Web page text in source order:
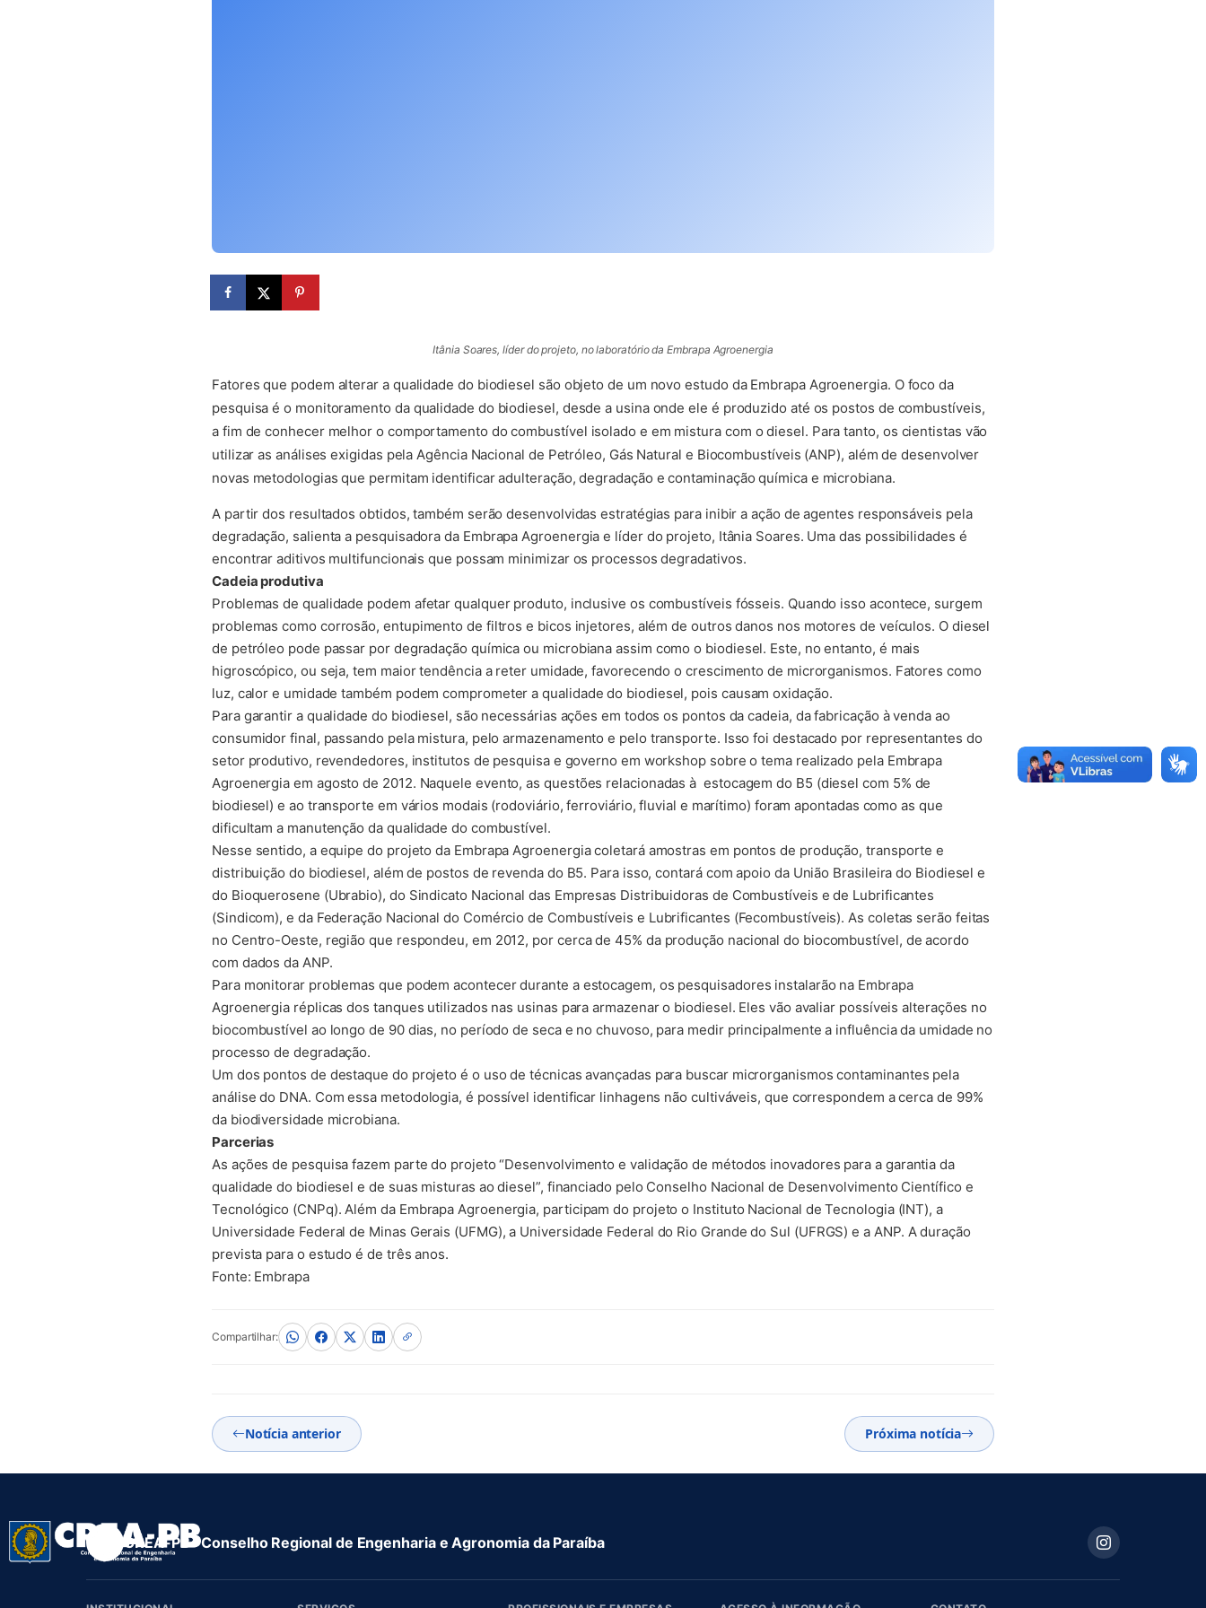
(abre em nova aba)Itânia Soares, líder do projeto, no laboratório da Embrapa Agroenergia
Fatores que podem alterar a qualidade do biodiesel são objeto de um novo estudo da Embrapa Agroenergia. O foco da
pesquisa é o monitoramento da qualidade do biodiesel, desde a usina onde ele é produzido até os postos de combustíveis,
a fim de conhecer melhor o comportamento do combustível isolado e em mistura com o diesel. Para tanto, os cientistas vão
utilizar as análises exigidas pela Agência Nacional de Petróleo, Gás Natural e Biocombustíveis (ANP), além de desenvolver
novas metodologias que permitam identificar adulteração, degradação e contaminação química e microbiana.
A partir dos resultados obtidos, também serão desenvolvidas estratégias para inibir a ação de agentes responsáveis pela
degradação, salienta a pesquisadora da Embrapa Agroenergia e líder do projeto, Itânia Soares. Uma das possibilidades é
encontrar aditivos multifuncionais que possam minimizar os processos degradativos.
Cadeia produtiva
Problemas de qualidade podem afetar qualquer produto, inclusive os combustíveis fósseis. Quando isso acontece, surgem
problemas como corrosão, entupimento de filtros e bicos injetores, além de outros danos nos motores de veículos. O diesel
de petróleo pode passar por degradação química ou microbiana assim como o biodiesel. Este, no entanto, é mais
higroscópico, ou seja, tem maior tendência a reter umidade, favorecendo o crescimento de microrganismos. Fatores como
luz, calor e umidade também podem comprometer a qualidade do biodiesel, pois causam oxidação.
Para garantir a qualidade do biodiesel, são necessárias ações em todos os pontos da cadeia, da fabricação à venda ao
consumidor final, passando pela mistura, pelo armazenamento e pelo transporte. Isso foi destacado por representantes do
setor produtivo, revendedores, institutos de pesquisa e governo em workshop sobre o tema realizado pela Embrapa
Agroenergia em agosto de 2012. Naquele evento, as questões relacionadas à estocagem do B5 (diesel com 5% de
biodiesel) e ao transporte em vários modais (rodoviário, ferroviário, fluvial e marítimo) foram apontadas como as que
dificultam a manutenção da qualidade do combustível.
Nesse sentido, a equipe do projeto da Embrapa Agroenergia coletará amostras em pontos de produção, transporte e
distribuição do biodiesel, além de postos de revenda do B5. Para isso, contará com apoio da União Brasileira do Biodiesel e
do Bioquerosene (Ubrabio), do Sindicato Nacional das Empresas Distribuidoras de Combustíveis e de Lubrificantes
(Sindicom), e da Federação Nacional do Comércio de Combustíveis e Lubrificantes (Fecombustíveis). As coletas serão feitas
no Centro-Oeste, região que respondeu, em 2012, por cerca de 45% da produção nacional do biocombustível, de acordo
com dados da ANP.
Para monitorar problemas que podem acontecer durante a estocagem, os pesquisadores instalarão na Embrapa
Agroenergia réplicas dos tanques utilizados nas usinas para armazenar o biodiesel. Eles vão avaliar possíveis alterações no
biocombustível ao longo de 90 dias, no período de seca e no chuvoso, para medir principalmente a influência da umidade no
processo de degradação.
Um dos pontos de destaque do projeto é o uso de técnicas avançadas para buscar microrganismos contaminantes pela
análise do DNA. Com essa metodologia, é possível identificar linhagens não cultiváveis, que correspondem a cerca de 99%
da biodiversidade microbiana.
Parcerias
As ações de pesquisa fazem parte do projeto “Desenvolvimento e validação de métodos inovadores para a garantia da
qualidade do biodiesel e de suas misturas ao diesel”, financiado pelo Conselho Nacional de Desenvolvimento Científico e
Tecnológico (CNPq). Além da Embrapa Agroenergia, participam do projeto o Instituto Nacional de Tecnologia (INT), a
Universidade Federal de Minas Gerais (UFMG), a Universidade Federal do Rio Grande do Sul (UFRGS) e a ANP. A duração
prevista para o estudo é de três anos.
Fonte: Embrapa
Compartilhar:
Notícia anterior Próxima notícia
CREA-PB · Conselho Regional de Engenharia e Agronomia da Paraíba